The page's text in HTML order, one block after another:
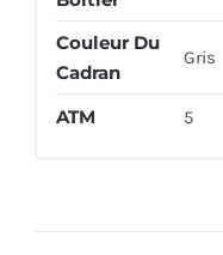
Couleur Du
Cadran
Gris
ATM 5